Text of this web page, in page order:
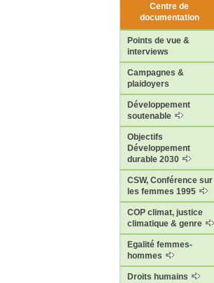
Centre de
documentation
Points de vue &
interviews
Campagnes &
plaidoyers
Développement
soutenable
Objectifs
Développement
durable 2030
CSW, Conférence sur
les femmes 1995
COP climat, justice
climatique & genre
Egalité femmes-
hommes
Droits humains